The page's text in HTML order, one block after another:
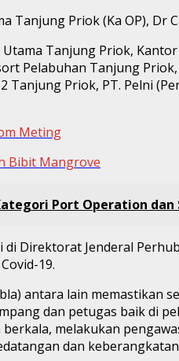
Priok (Ka OP), Dr
Tanjung Priok,
Pelabuhan Tanjung
Tanjung Priok, PT. Pelni
Meting
Bibit Mangrove
Port Operation
Direktorat Jenderal
19.
antara lain memastikan
dan petugas baik di
melakukan
dan